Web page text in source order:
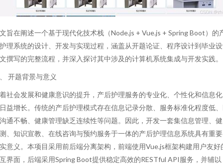
旨在阐述一个基于现代化技术栈（Node.js + Vue.js + Spring Boot）的
理系统的设计、开发与实现过程，涵盖从开题论证、程序设计到毕业
撰写的完整流程，并深入探讨其中涉及的计算机系统集成与开发实践。
开题背景与意义
社会发展和健康意识的提升，产后护理服务的专业化、个性化和信息
益增长。传统的产后护理模式存在信息记录分散、服务标准化程度低
通不畅、健康管理缺乏连续性等问题。因此，开发一套集信息管理、
、知识宣教、在线咨询与预约服务于一体的产后护理信息系统具有重
意义。本项目采用前后端分离架构，前端使用Vue.js框架构建用户友好
界面，后端采用Spring Boot提供稳定高效的RESTful API服务，并辅以